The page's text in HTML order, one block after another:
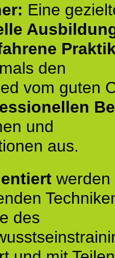
Eine
den
vom guten
und
aus.
werden
des